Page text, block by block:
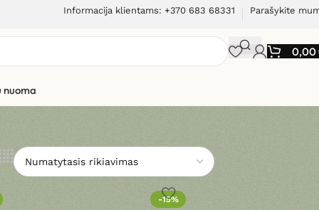
Informacija klientams: +370 683 68331 Parašykite
0,00
nuoma
-15%